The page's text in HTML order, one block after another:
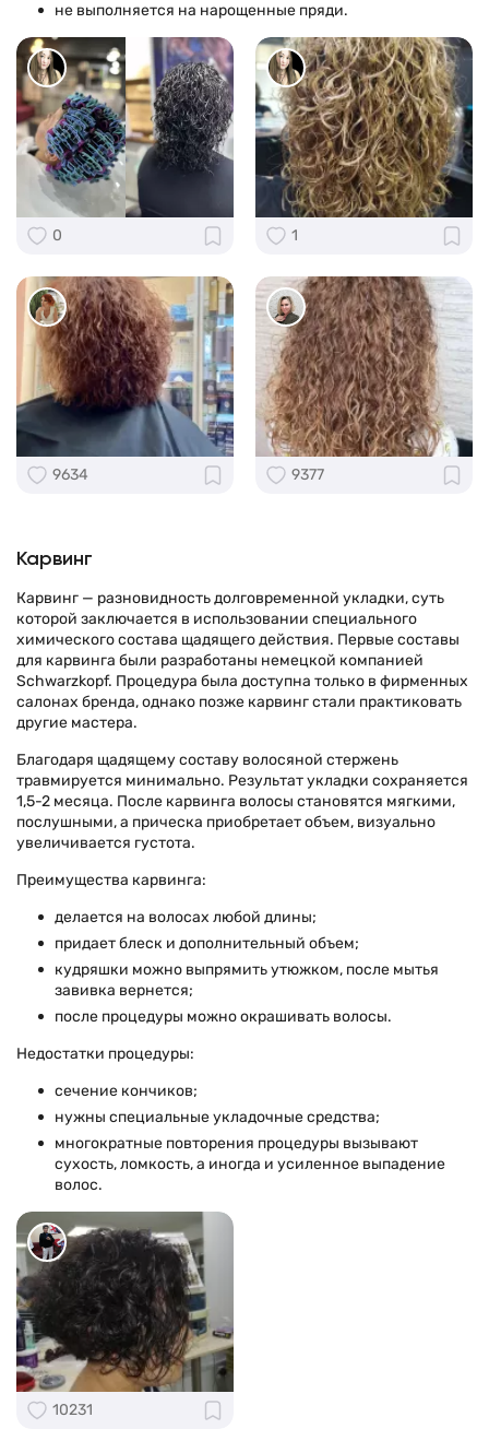
не выполняется на нарощенные пряди.
0 1
9634 9377
Карвинг
Карвинг — разновидность долговременной укладки, суть
которой заключается в использовании специального
химического состава щадящего действия. Первые составы
для карвинга были разработаны немецкой компанией
Schwarzkopf. Процедура была доступна только в фирменных
салонах бренда, однако позже карвинг стали практиковать
другие мастера.
Благодаря щадящему составу волосяной стержень
травмируется минимально. Результат укладки сохраняется
1,5-2 месяца. После карвинга волосы становятся мягкими,
послушными, а прическа приобретает объем, визуально
увеличивается густота.
Преимущества карвинга:
делается на волосах любой длины;
придает блеск и дополнительный объем;
кудряшки можно выпрямить утюжком, после мытья
завивка вернется;
после процедуры можно окрашивать волосы.
Недостатки процедуры:
сечение кончиков;
нужны специальные укладочные средства;
многократные повторения процедуры вызывают
сухость, ломкость, а иногда и усиленное выпадение
волос.
10231